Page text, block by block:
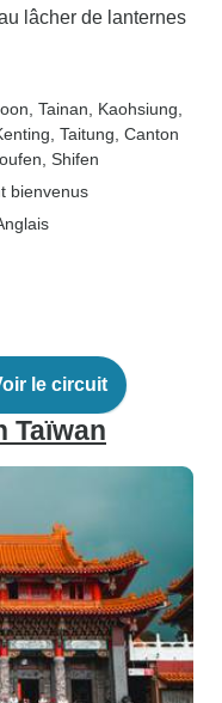
lâcher de lanternes
, Tainan , Kaohsiung
, Taitung , Canton
, Shifen
bienvenus
le circuit
Taïwan